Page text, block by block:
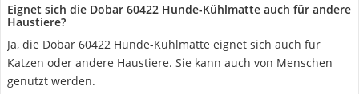
Eignet sich die Dobar 60422 Hunde-Kühlmatte auch für andere
Haustiere?
Ja, die Dobar 60422 Hunde-Kühlmatte eignet sich auch für
Katzen oder andere Haustiere. Sie kann auch von Menschen
genutzt werden.